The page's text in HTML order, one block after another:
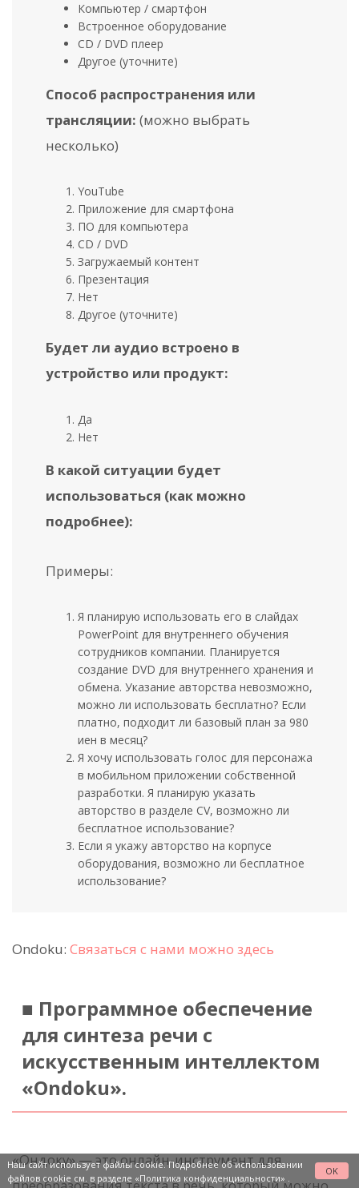
Компьютер / смартфон
Встроенное оборудование
CD / DVD плеер
Другое (уточните)
Способ распространения или
трансляции: (можно выбрать
несколько)
YouTube
Приложение для смартфона
ПО для компьютера
CD / DVD
Загружаемый контент
Презентация
Нет
Другое (уточните)
Будет ли аудио встроено в
устройство или продукт:
Да
Нет
В какой ситуации будет
использоваться (как можно
подробнее):
Примеры:
Я планирую использовать его в слайдах
PowerPoint для внутреннего обучения
сотрудников компании. Планируется
создание DVD для внутреннего хранения и
обмена. Указание авторства невозможно,
можно ли использовать бесплатно? Если
платно, подходит ли базовый план за 980
иен в месяц?
Я хочу использовать голос для персонажа
в мобильном приложении собственной
разработки. Я планирую указать
авторство в разделе CV, возможно ли
бесплатное использование?
Если я укажу авторство на корпусе
оборудования, возможно ли бесплатное
использование?
Ondoku: Связаться с нами можно здесь
■ Программное обеспечение
для синтеза речи с
искусственным интеллектом
«Ondoku».
«Ондоку» — это онлайн-инструмент для
Наш сайт использует файлы cookie. Подробнее об использовании
файлов cookie см. в разделе «Политика конфиденциальности»
OK